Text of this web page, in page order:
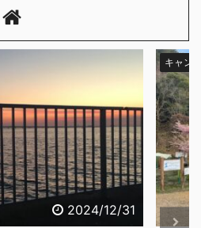
2024/12/31
Car
キャン